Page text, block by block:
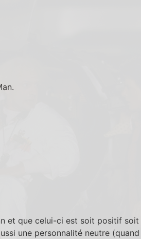
et que celui-ci est soit positif soit
une personnalité neutre (quand